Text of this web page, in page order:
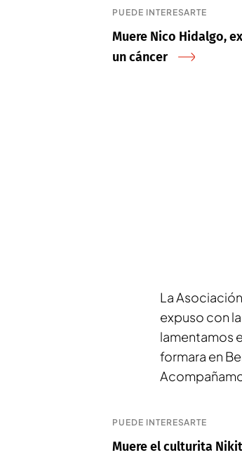
PUEDE INTERESARTE
Muere Nico Hidalgo,
un cáncer
La
expuso con
lamentamos
formara en
PUEDE INTERESARTE
Muere el culturita